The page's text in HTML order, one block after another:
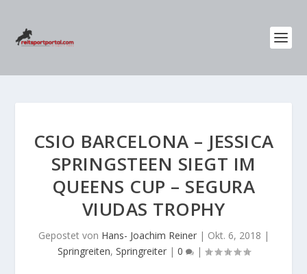
CSIO BARCELONA – JESSICA
SPRINGSTEEN SIEGT IM
QUEENS CUP – SEGURA
VIUDAS TROPHY
Gepostet von Hans- Joachim Reiner| Okt. 6, 2018 |
Springreiten, Springreiter| 0 |